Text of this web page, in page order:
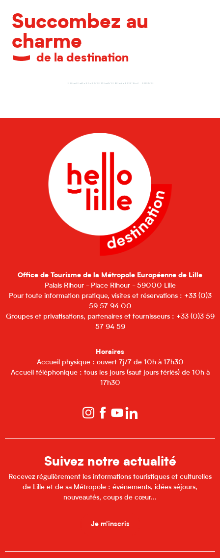
Succombez au
charme
de la destination
Le Palais des Beaux-Arts
Office de Tourisme de la Métropole Européenne de Lille
Palais Rihour - Place Rihour - 59000 Lille
Pour toute information pratique, visites et réservations : +33 (0)3
59 57 94 00
Groupes et privatisations, partenaires et fournisseurs : +33 (0)3 59
57 94 59
Horaires
Accueil physique : ouvert 7j/7 de 10h à 17h30
Accueil téléphonique : tous les jours (sauf jours fériés) de 10h à
17h30
Suivez notre actualité
Recevez régulièrement les informations touristiques et culturelles
de Lille et de sa Métropole : événements, idées séjours,
nouveautés, coups de cœur...
Je m'inscris